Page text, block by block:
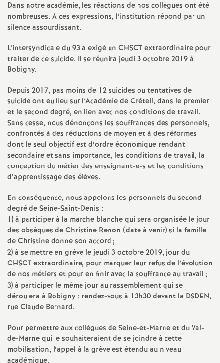
a
l
d
e
s
E
n
s
e
i
g
n
e
m
Dans notre académie, les réactions de nos collègues ont été
nombreuses. A ces expressions, l’institution répond par un
silence assourdissant.
L’intersyndicale du 93 a exigé un CHSCTextraordinaire pour
traiter de ce suicide. Il se réunira jeudi 3 octobre 2019 à
Bobigny.
Depuis 2017, pas moins de 12 suicides ou tentatives de
suicide ont eu lieu sur l’Académie de Créteil, dans le premier
et le second degré, en lien avec nos conditions de travail.
Sans cesse, nous dénonçons les souffrances des personnels,
confrontés à des réductions de moyen et à des réformes
dont le seul objectif est d’ordre économique rendant
secondaire et sans importance, les conditions de travail, la
conception du métier des enseignant-e-s et les conditions
d’apprentissage des élèves.
En conséquence, nous appelons les personnels du second
degré de Seine-Saint-Denis :
1) à participer à la marche blanche qui sera organisée le jour
des obsèques de Christine Renon (date à venir) si la famille
de Christine donne son accord;
2) à se mettre en grève le jeudi 3 octobre 2019, jour du
CHSCTextraordinaire, pour marquer leur refus de l’évolution
de nos métiers et pour en finir avec la souffrance au travail;
3) à participer le même jour au rassemblement qui se
déroulera à Bobigny : rendez-vous à 13h30 devant la DSDEN,
rue Claude Bernard.
Pour permettre aux collègues de Seine-et-Marne et du Val-
de-Marne qui le souhaiteraient de se joindre à cette
mobilisation, l’appel à la grève est étendu au niveau
académique.